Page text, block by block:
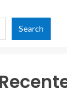
Search